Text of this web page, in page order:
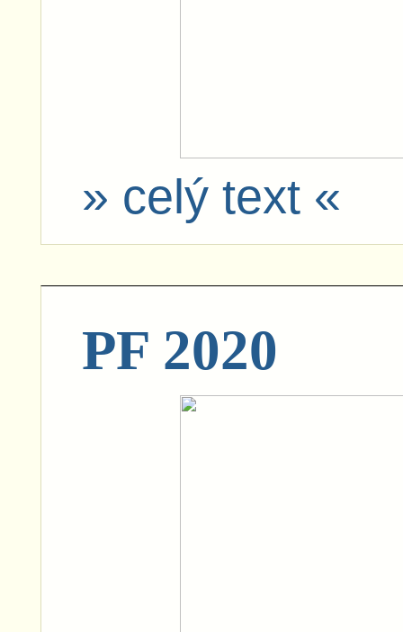
» celý text «
PF 2020